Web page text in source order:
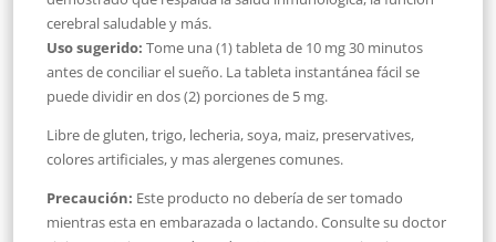
cerebral saludable y más.
Uso sugerido: Tome una (1) tableta de 10 mg 30 minutos
antes de conciliar el sueño. La tableta instantánea fácil se
puede dividir en dos (2) porciones de 5 mg.
Libre de gluten, trigo, lecheria, soya, maiz, preservatives,
colores artificiales, y mas alergenes comunes.
Precaución: Este producto no debería de ser tomado
mientras esta en embarazada o lactando. Consulte su doctor